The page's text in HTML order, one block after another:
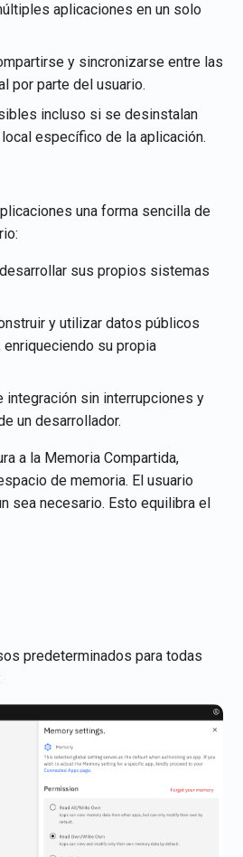
aplicaciones en un solo
y sincronizarse entre las
por parte del usuario.
incluso si se desinstalan
específico de la aplicación.
una forma sencilla de
sus propios sistemas
y utilizar datos públicos
su propia
integración sin interrupciones y
un desarrollador.
a la Memoria Compartida,
de memoria. El usuario
sea necesario. Esto equilibra el
predeterminados para todas